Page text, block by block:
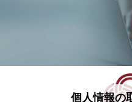
個人情報の